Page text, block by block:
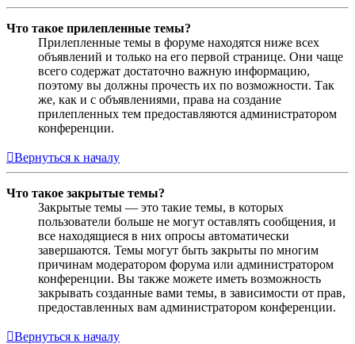
Что такое прилепленные темы?
Прилепленные темы в форуме находятся ниже всех
объявлений и только на его первой странице. Они чаще
всего содержат достаточно важную информацию,
поэтому вы должны прочесть их по возможности. Так
же, как и с объявлениями, права на создание
прилепленных тем предоставляются администратором
конференции.
Вернуться к началу
Что такое закрытые темы?
Закрытые темы — это такие темы, в которых
пользователи больше не могут оставлять сообщения, и
все находящиеся в них опросы автоматически
завершаются. Темы могут быть закрыты по многим
причинам модератором форума или администратором
конференции. Вы также можете иметь возможность
закрывать созданные вами темы, в зависимости от прав,
предоставленных вам администратором конференции.
Вернуться к началу